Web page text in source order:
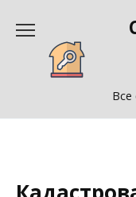
содержанию
Все